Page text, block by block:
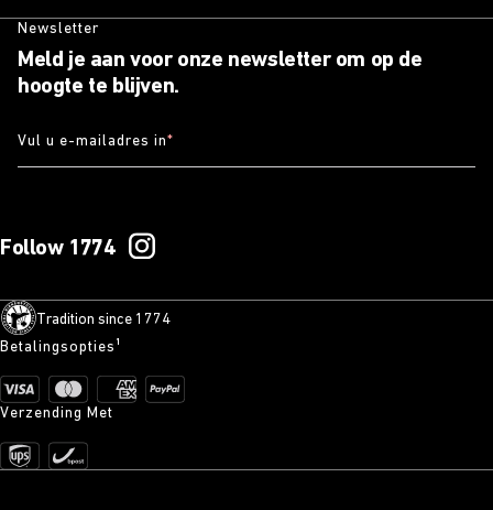
Newsletter
Meld je aan voor onze newsletter om op de
hoogte te blijven.
Vul u e-mailadres in*
Follow 1774
Tradition since 1774
Betalingsopties¹
Verzending Met